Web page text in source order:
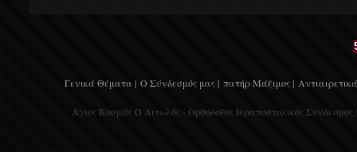
Γενικά Θέματα | Ο Σύνδεσμός μας | πατήρ Μάξιμος |
Άγιος Κοσμάς Ο Αιτωλός - Ορθόδοξος Ιεραποστολικός